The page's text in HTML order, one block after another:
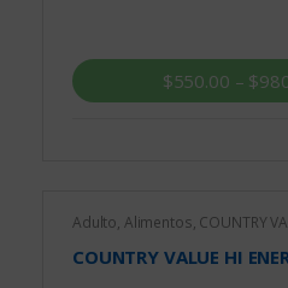
$550.00 – $
Adulto, Alimentos, COUNTRY
COUNTRY VALUE HI